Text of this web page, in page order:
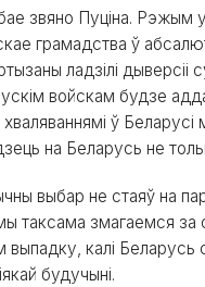
звяно Пуціна. Рэжым
грамадства ў
ладзілі
войскам будзе
ў Беларусі
на Беларусь не
выбар не стаяў на
таксама змагаемся за
калі
будучыні.